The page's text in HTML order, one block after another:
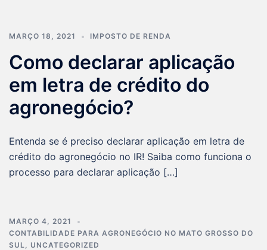
MARÇO 18, 2021 IMPOSTO DE RENDA
Como declarar aplicação
em letra de crédito do
agronegócio?
Entenda se é preciso declarar aplicação em letra de
crédito do agronegócio no IR! Saiba como funciona o
processo para declarar aplicação […]
MARÇO 4, 2021
CONTABILIDADE PARA AGRONEGÓCIO NO MATO GROSSO DO
SUL, UNCATEGORIZED